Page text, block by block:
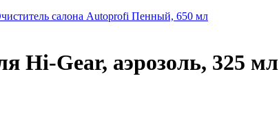
салона Autoprofi Пенный, 650 мл
Hi-Gear, аэрозоль, 325 мл